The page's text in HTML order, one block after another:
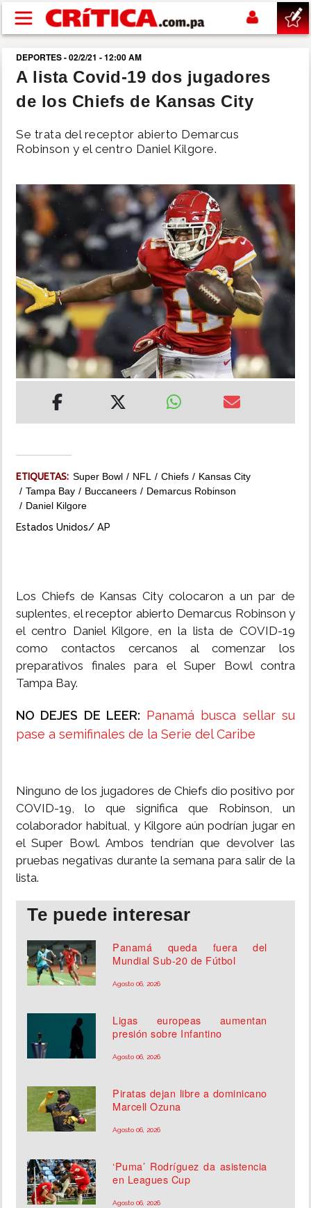
Pasar al contenido principal
buscar
SUCESOS
NACIONAL
DEPORTES
MUNDO
INSÓLITAS
MULTIMEDIA
DEPORTES - 02/2/21 - 12:00 AM
A lista Covid-19 dos jugadores
de los Chiefs de Kansas City
Se trata del receptor abierto Demarcus
Robinson y el centro Daniel Kilgore.
ETIQUETAS: Super Bowl NFL Chiefs
Kansas City
Tampa Bay
Buccaneers
Demarcus Robinson
Daniel Kilgore
Estados Unidos/ AP
Los Chiefs de Kansas City colocaron a un par de
suplentes, el receptor abierto Demarcus Robinson y
el centro Daniel Kilgore, en la lista de COVID-19
como contactos cercanos al comenzar los
preparativos finales para el Super Bowl contra
Tampa Bay.
NO DEJES DE LEER: Panamá busca sellar su
pase a semifinales de la Serie del Caribe
Ninguno de los jugadores de Chiefs dio positivo por
COVID-19, lo que significa que Robinson, un
colaborador habitual, y Kilgore aún podrían jugar en
el Super Bowl. Ambos tendrían que devolver las
pruebas negativas durante la semana para salir de la
lista.
Te puede interesar
Panamá queda fuera del
Mundial Sub-20 de Fútbol
Agosto 06, 2026
Ligas europeas aumentan
presión sobre Infantino
Agosto 06, 2026
Piratas dejan libre a dominicano
Marcell Ozuna
Agosto 06, 2026
‘Puma’ Rodríguez da asistencia
en Leagues Cup
Agosto 06, 2026